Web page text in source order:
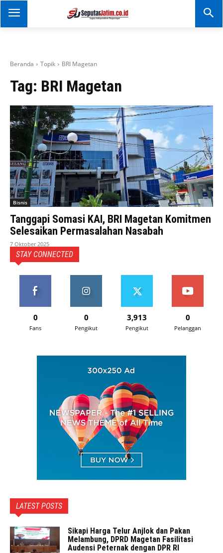
SEPUTAR JATIM
Portal Informasi Dan
Beranda Topik BRI Magetan
Tag: BRI Magetan
Bisnis
Tanggapi Somasi KAI, BRI Magetan Komitmen
Selesaikan Permasalahan Nasabah
7 Oktober 2025
STAY CONNECTED
0
Fans
0
Pengikut
3,913
Pengikut
0
Pelanggan
LATEST POSTS
Sikapi Harga Telur Anjlok dan Pakan
Melambung, DPRD Magetan Fasilitasi
Audensi Peternak dengan DPR RI